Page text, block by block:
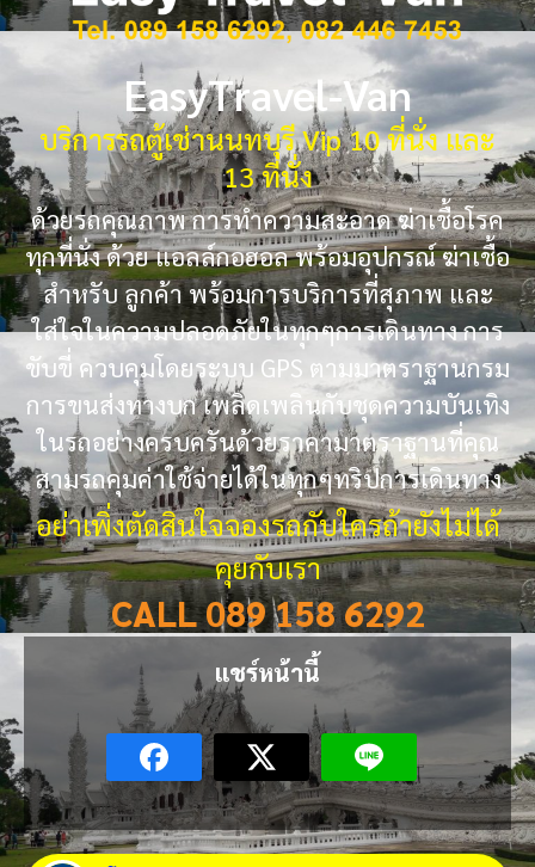
EasyTravel-Van
บริการรถตู้เช่านนทบุรี Vip 10 ที่นั่ง และ
13 ที่นั่ง
ด้วยรถคุณภาพ การทำความสะอาด ฆ่าเชื้อโรค
ทุกที่นั่ง ด้วย แอลล์กอฮอล พร้อมอุปกรณ์ ฆ่าเชื้อ
สำหรับ ลูกค้า พร้อมการบริการที่สุภาพ และ
ใส่ใจในความปลอดภัยในทุกๆการเดินทาง การ
ขับขี่ ควบคุมโดยระบบ GPS ตามมาตราฐานกรม
การขนส่งทางบก เพลิดเพลินกับชุดความบันเทิง
ในรถอย่างครบครันด้วยราคามาตราฐานที่คุณ
สามรถคุมค่าใช้จ่ายได้ในทุกๆทริปการเดินทาง
อย่าเพิ่งตัดสินใจจองรถกับใครถ้ายังไม่ได้
คุยกับเรา
CALL 089 158 6292
แชร์หน้านี้